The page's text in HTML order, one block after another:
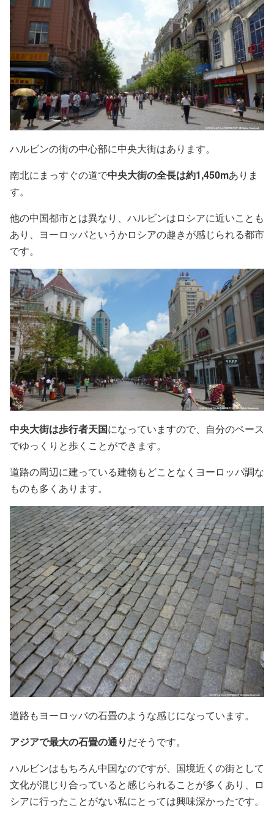
ハルビンの街の中心部に中央大街はあります。
南北にまっすぐの道で中央大街の全長は約1,450mありま
す。
他の中国都市とは異なり、ハルビンはロシアに近いことも
あり、ヨーロッパというかロシアの趣きが感じられる都市
です。
中央大街は歩行者天国になっていますので、自分のペース
でゆっくりと歩くことができます。
道路の周辺に建っている建物もどことなくヨーロッパ調な
ものも多くあります。
道路もヨーロッパの石畳のような感じになっています。
アジアで最大の石畳の通りだそうです。
ハルビンはもちろん中国なのですが、国境近くの街として
文化が混じり合っていると感じられることが多くあり、ロ
シアに行ったことがない私にとっては興味深かったです。